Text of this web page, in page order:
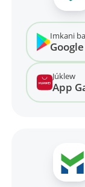
Imkani
Júklew
App